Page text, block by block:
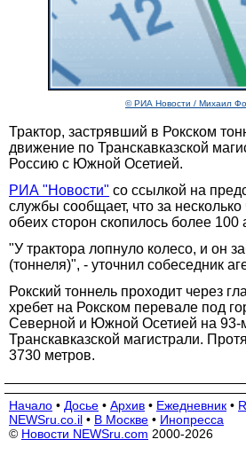
© РИА Новости / Михаил
Трактор, застрявший в Рокском
движение по Транскавказской
Россию с Южной Осетией.
РИА "Новости" со ссылкой на
службы сообщает, что за несколько
обеих сторон скопилось более 100
"У трактора лопнуло колесо, и он
(тоннеля)", - уточнил собеседник
Рокский тоннель проходит через
хребет на Рокском перевале под
Северной и Южной Осетией на 93-
Транскавказской магистрали.
3730 метров.
Начало • Досье • Архив • Ежедневник •
NEWSru.co.il • В Москве • Инопресса
© Новости NEWSru.com 2000-2026